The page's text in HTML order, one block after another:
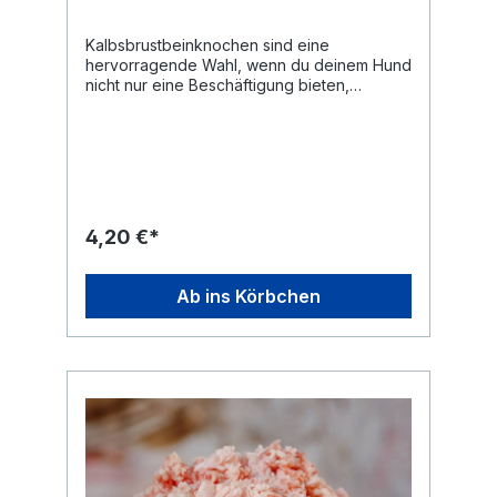
erhältst den Artikel tiefgefroren in einzeln
entnehmbaren Stücken in
wiederverschließbarem Beutel. Gewünschte
Menge einfach aus der Tüte entnehmen,
Kalbsbrustbeinknochen sind eine
hervorragende Wahl, wenn du deinem Hund
nicht nur eine Beschäftigung bieten,
Vorteile. Zum einen sorgt er für
wichtig für Hunde ist, die gerne nagen und
kauen. Durch das Kauen wird die
Kaumuskulatur gestärkt und die Zähne
liefert der Knochen wertvolles Kalzium, das
wichtig für starke Knochen und Zähne
deines Hundes ist. Nährstoffprofil
Kalbsbrustbeinknochen zeichnen sich durch
einen hohen Calciumgehalt aus, was sie zu
4,20 €*
Ab ins Körbchen